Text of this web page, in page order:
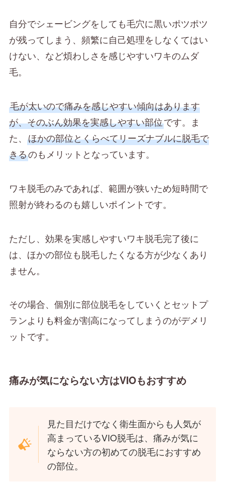
自分でシェービングをしても毛穴に黒いポツポツ
が残ってしまう、頻繁に自己処理をしなくてはい
けない、など煩わしさを感じやすいワキのムダ
毛。
毛が太いので痛みを感じやすい傾向はあります
が、そのぶん効果を実感しやすい部位です。ま
た、 ほかの部位とくらべてリーズナブルに脱毛で
きるのもメリットとなっています。
ワキ脱毛のみであれば、範囲が狭いため短時間で
照射が終わるのも嬉しいポイントです。
ただし、効果を実感しやすいワキ脱毛完了後に
は、ほかの部位も脱毛したくなる方が少なくあり
ません。
その場合、個別に部位脱毛をしていくとセットプ
ランよりも料金が割高になってしまうのがデメリ
ットです。
痛みが気にならない方はVIOもおすすめ
見た目だけでなく衛生面からも人気が
高まっているVIO脱毛は、痛みが気に
ならない方の初めての脱毛におすすめ
の部位。